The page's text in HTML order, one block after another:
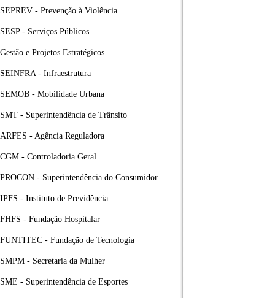
SEPREV - Prevenção à Violência
SESP - Serviços Públicos
Gestão e Projetos Estratégicos
SEINFRA - Infraestrutura
SEMOB - Mobilidade Urbana
SMT - Superintendência de Trânsito
ARFES - Agência Reguladora
CGM - Controladoria Geral
PROCON - Superintendência do Consumidor
IPFS - Instituto de Previdência
FHFS - Fundação Hospitalar
FUNTITEC - Fundação de Tecnologia
SMPM - Secretaria da Mulher
SME - Superintendência de Esportes